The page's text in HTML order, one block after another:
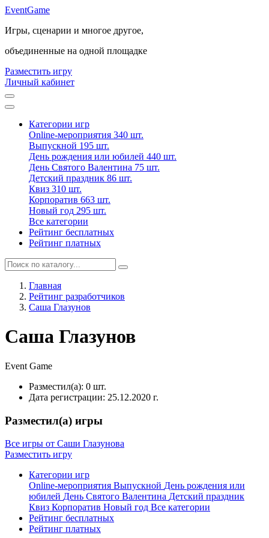
EventGame
Игры, сценарии и многое другое,
объединенные на одной площадке
Разместить игру
Личный кабинет
Категории игр
Online-мероприятия 340 шт.
Выпускной 195 шт.
День рождения или юбилей 440 шт.
День Святого Валентина 75 шт.
Детский праздник 86 шт.
Квиз 310 шт.
Корпоратив 663 шт.
Новый год 295 шт.
Все категории
Рейтинг бесплатных
Рейтинг платных
Главная
Рейтинг разработчиков
Саша Глазунов
Саша Глазунов
Event Game
Разместил(а): 0 шт.
Дата регистрации: 25.12.2020 г.
Разместил(а) игры
Все игры от Саши Глазунова
Разместить игру
Категории игр
Online-мероприятия Выпускной День рождения или
юбилей День Святого Валентина Детский праздник
Квиз Корпоратив Новый год Все категории
Рейтинг бесплатных
Рейтинг платных